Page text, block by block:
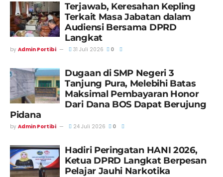
Terjawab, Keresahan Kepling
Terkait Masa Jabatan dalam
Audiensi Bersama DPRD
Langkat
by Admin Portibi 31 Juli 2026 0
Dugaan di SMP Negeri 3
Tanjung Pura, Melebihi Batas
Maksimal Pembayaran Honor
Dari Dana BOS Dapat Berujung
Pidana
by Admin Portibi 24 Juli 2026 0
Hadiri Peringatan HANI 2026,
Ketua DPRD Langkat Berpesan
Pelajar Jauhi Narkotika